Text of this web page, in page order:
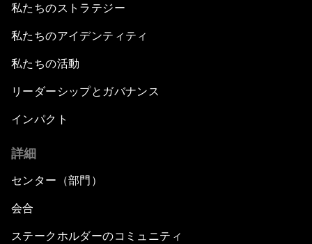
私たちのストラテジー
私たちのアイデンティティ
私たちの活動
リーダーシップとガバナンス
インパクト
詳細
センター（部門）
会合
ステークホルダーのコミュニティ